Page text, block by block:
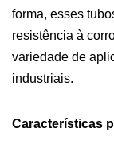
forma, esses
resistência à
variedade de
industriais.
Características